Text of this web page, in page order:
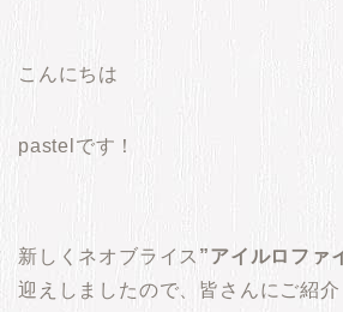
こんにちは
pastelです！
新しくネオブライス ”アイルロファ
迎えしましたので、皆さんにご紹